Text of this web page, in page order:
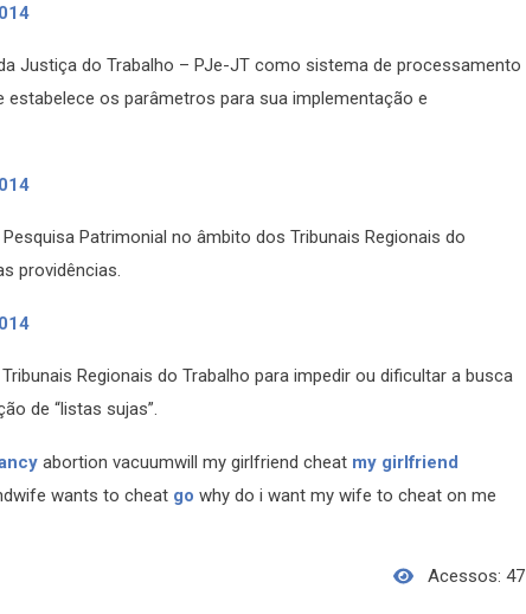
Justiça do Trabalho – PJe-JT como sistema de processamento
os parâmetros para sua implementação e
Patrimonial no âmbito dos Tribunais Regionais do
providências.
Regionais do Trabalho para impedir ou dificultar a busca
de “listas sujas”.
abortion vacuumwill my girlfriend cheat my girlfriend
wants to cheat go why do i want my wife to cheat on me
Acessos: 47